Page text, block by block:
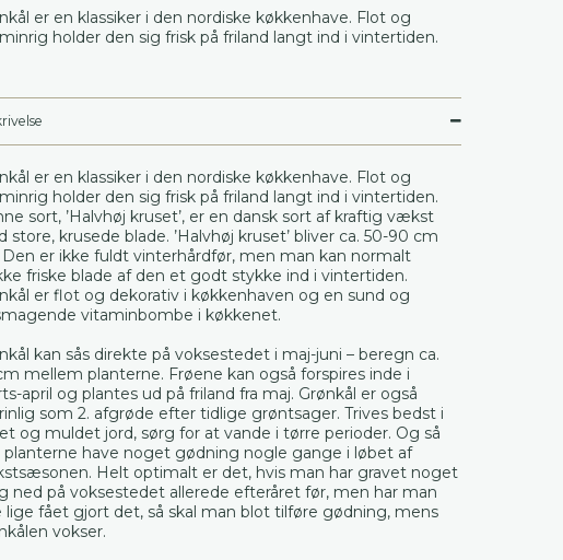
er en klassiker i den nordiske køkkenhave. Flot og
holder den sig frisk på friland langt ind i vintertiden.
er en klassiker i den nordiske køkkenhave. Flot og
holder den sig frisk på friland langt ind i vintertiden.
sort, ’Halvhøj kruset’, er en dansk sort af kraftig vækst
store, krusede blade. ’Halvhøj kruset’ bliver ca. 50-90 cm
Den er ikke fuldt vinterhårdfør, men man kan normalt
friske blade af den et godt stykke ind i vintertiden.
er flot og dekorativ i køkkenhaven og en sund og
vitaminbombe i køkkenet.
kan sås direkte på voksestedet i maj-juni – beregn ca.
mellem planterne. Frøene kan også forspires inde i
april og plantes ud på friland fra maj. Grønkål er også
som 2. afgrøde efter tidlige grøntsager. Trives bedst i
og muldet jord, sørg for at vande i tørre perioder. Og så
planterne have noget gødning nogle gange i løbet af
Helt optimalt er det, hvis man har gravet noget
ned på voksestedet allerede efteråret før, men har man
lige fået gjort det, så skal man blot tilføre gødning, mens
vokser.